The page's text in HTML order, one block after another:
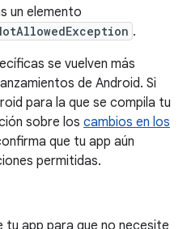
un elemento
.
se vuelven más
de Android. Si
para la que se compila tu
sobre los cambios en los
que tu app aún
permitidas.
tu app para que no necesite